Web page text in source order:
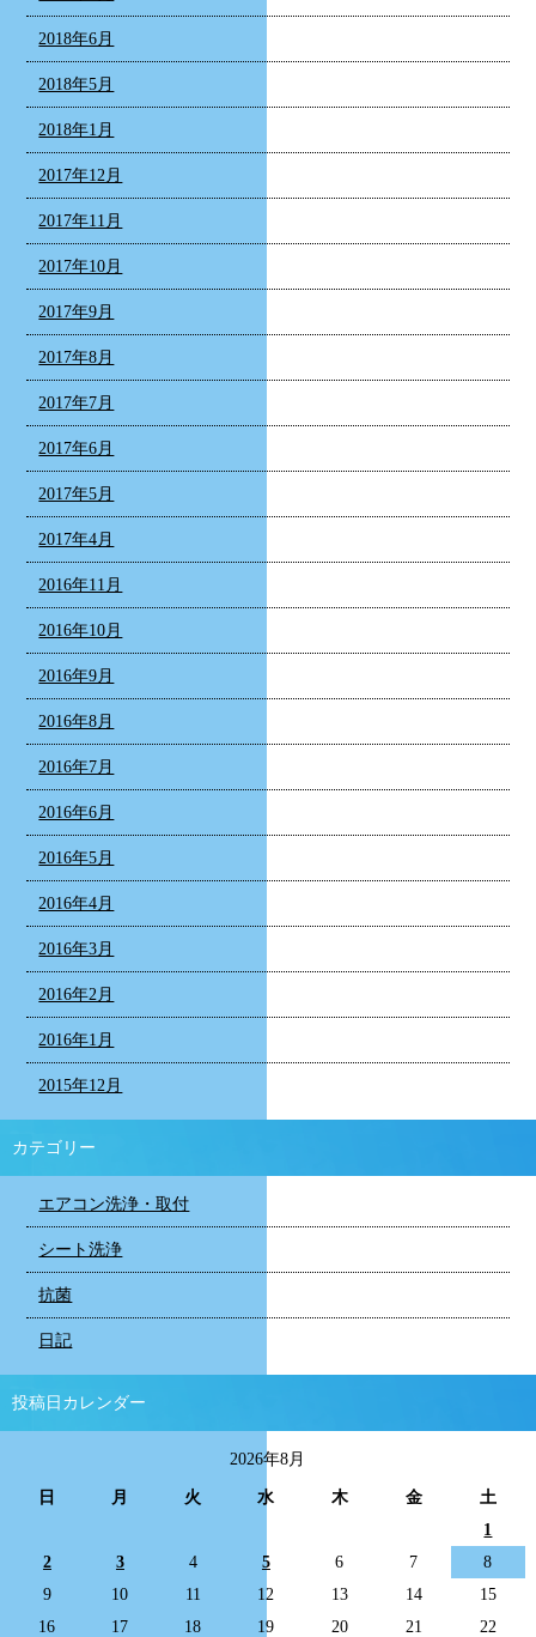
2018年6月
2018年5月
2018年1月
2017年12月
2017年11月
2017年10月
2017年9月
2017年8月
2017年7月
2017年6月
2017年5月
2017年4月
2016年11月
2016年10月
2016年9月
2016年8月
2016年7月
2016年6月
2016年5月
2016年4月
2016年3月
2016年2月
2016年1月
2015年12月
カテゴリー
エアコン洗浄・取付
シート洗浄
抗菌
日記
投稿日カレンダー
2026年8月
日 月 火 水 木 金
土
1
2
3 4 5 6 7
8
9
10 11 12 13 14
15
16
17 18 19 20 21 22